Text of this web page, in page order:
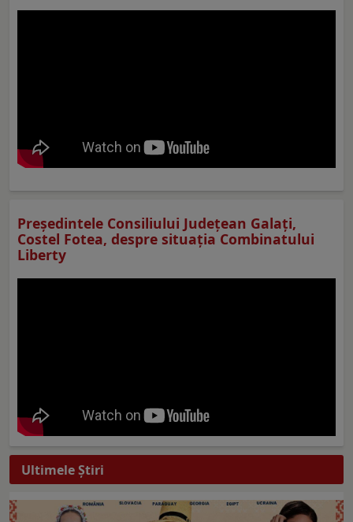
Preşedintele Consiliului Judeţean Galaţi,
Costel Fotea, despre situaţia Combinatului
Liberty
Ultimele Ştiri